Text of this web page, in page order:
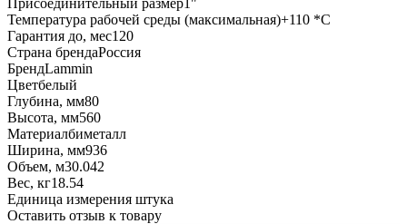
Температура рабочей среды (максимальная)+110 *C
Гарантия до, мес120
Страна брендаРоссия
БрендLammin
Цветбелый
Глубина, мм80
Высота, мм560
Материалбиметалл
Ширина, мм936
Объем, м30.042
Вес, кг18.54
Единица измерения штука
Оставить отзыв к товару